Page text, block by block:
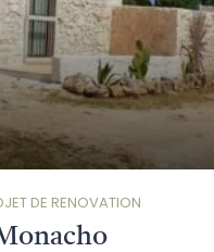
DE RENOVATION